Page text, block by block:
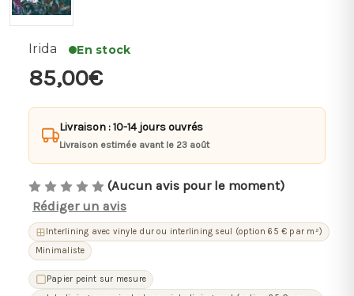
Irida En stock
85,00€
Livraison : 10-14 jours ouvrés
Livraison estimée avant le 23 août
(Aucun avis pour le moment)
Rédiger un avis
Interlining avec vinyle dur ou interlining seul (option 65 € par m²)
Minimaliste
Papier peint sur mesure